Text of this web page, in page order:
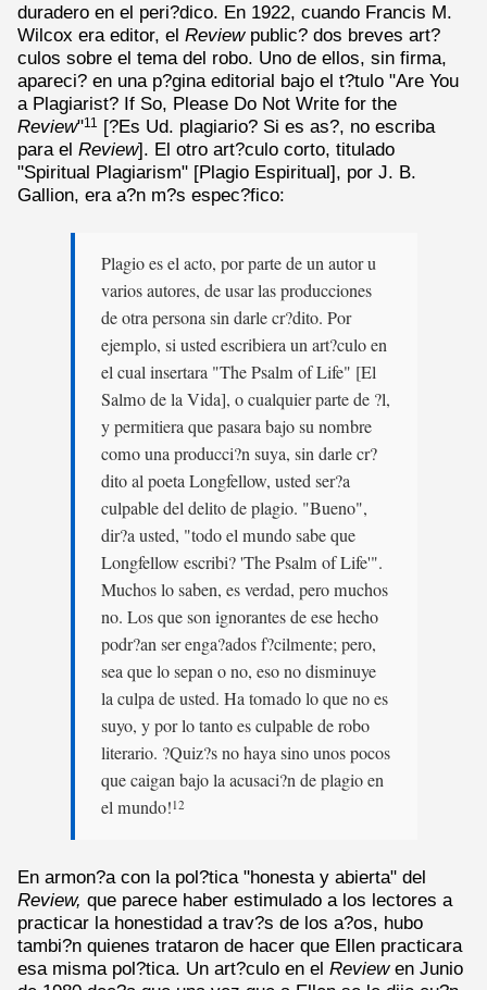
duradero en el peri?dico. En 1922, cuando Francis M.
Wilcox era editor, el Review public? dos breves art?
culos sobre el tema del robo. Uno de ellos, sin firma,
apareci? en una p?gina editorial bajo el t?tulo "Are You
a Plagiarist? If So, Please Do Not Write for the
Review"11
[?Es Ud. plagiario? Si es as?, no escriba
para el Review]. El otro art?culo corto, titulado
"Spiritual Plagiarism" [Plagio Espiritual], por J. B.
Gallion, era a?n m?s espec?fico:
Plagio es el acto, por parte de un autor u
varios autores, de usar las producciones
de otra persona sin darle cr?dito. Por
ejemplo, si usted escribiera un art?culo en
el cual insertara "The Psalm of Life" [El
Salmo de la Vida], o cualquier parte de ?l,
y permitiera que pasara bajo su nombre
como una producci?n suya, sin darle cr?
dito al poeta Longfellow, usted ser?a
culpable del delito de plagio. "Bueno",
dir?a usted, "todo el mundo sabe que
Longfellow escribi? 'The Psalm of Life'".
Muchos lo saben, es verdad, pero muchos
no. Los que son ignorantes de ese hecho
podr?an ser enga?ados f?cilmente; pero,
sea que lo sepan o no, eso no disminuye
la culpa de usted. Ha tomado lo que no es
suyo, y por lo tanto es culpable de robo
literario. ?Quiz?s no haya sino unos pocos
que caigan bajo la acusaci?n de plagio en
el mundo! 12
En armon?a con la pol?tica "honesta y abierta" del
Review, que parece haber estimulado a los lectores a
practicar la honestidad a trav?s de los a?os, hubo
tambi?n quienes trataron de hacer que Ellen practicara
esa misma pol?tica. Un art?culo en el Reviewen Junio